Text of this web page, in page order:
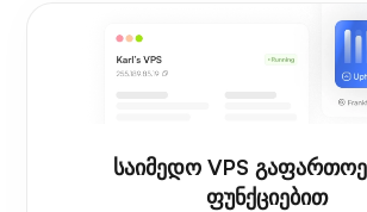
საიმედო VPS
ფუნქციებით